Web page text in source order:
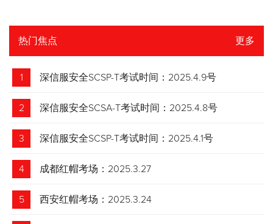
热门焦点 更多
1 深信服安全SCSP-T考试时间：2025.4.9号
2 深信服安全SCSA-T考试时间：2025.4.8号
3 深信服安全SCSP-T考试时间：2025.4.1号
4 成都红帽考场：2025.3.27
5 西安红帽考场：2025.3.24